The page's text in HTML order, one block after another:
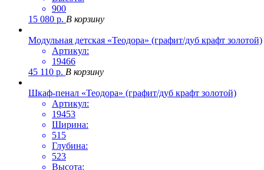
900
15 080 р. В корзину
Модульная детская «Теодора» (графит/дуб крафт золотой)
Артикул:
19466
45 110 р. В корзину
Шкаф-пенал «Теодора» (графит/дуб крафт золотой)
Артикул:
19453
Ширина:
515
Глубина:
523
Высота: